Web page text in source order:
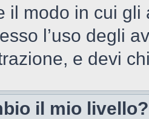
il modo in cui
l’uso degli
e devi
il mio livello?